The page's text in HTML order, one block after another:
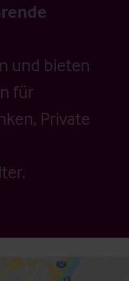
und bieten
für
Private